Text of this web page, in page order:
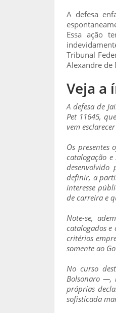
A defesa
Essa ação
Tribunal
Alexandre de
Veja a
A defesa de
Pet 11645,
vem
Os presentes
catalogação
desenvolvido
definir, a
interesse
de carreira e
Note-se,
catalogados e
critérios
somente ao
No curso
Bolsonaro —,
próprias
sofisticada